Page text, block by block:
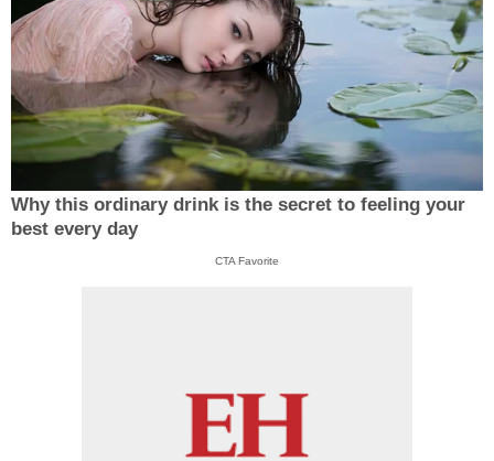
Why this ordinary drink is the secret to feeling your
best every day
CTA Favorite